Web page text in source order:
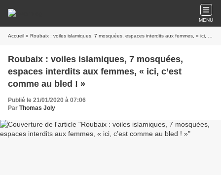
MENU
Accueil » Roubaix : voiles islamiques, 7 mosquées, espaces interdits aux femmes, « ici, c’est comme au bled ! »
Roubaix : voiles islamiques, 7 mosquées,
espaces interdits aux femmes, « ici, c’est
comme au bled ! »
Publié le 21/01/2020 à 07:06
Par Thomas Joly